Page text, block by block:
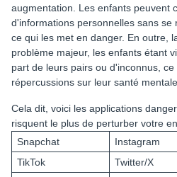
augmentation. Les enfants peuvent
d'informations personnelles sans se
ce qui les met en danger. En outre,
problème majeur, les enfants étant
part de leurs pairs ou d'inconnus,
répercussions sur leur santé
Cela dit, voici les applications
risquent le plus de perturber votre
Snapchat
Instagram
TikTok
Twitter/X